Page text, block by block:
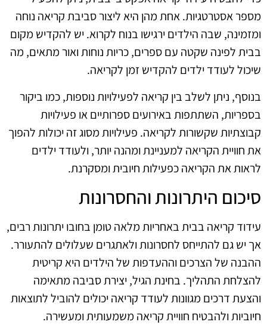
מספר אסטרטגיות. אחת מהן היא ליצור סביבת קריאה נוחה
ומזמינה, שבה הילדים ירגישו בנוח לקרוא. יש להקדיש מקום
בבית לפינה שקטה עם ספרים, כריות נוחות ואור מתאים, מה
שיכול לעודד ילדים להקדיש זמן לקריאה.
בנוסף, ניתן לשלב בין קריאה לפעילויות נוספות, כמו ביקור
בספריות, השתתפות באירועים ספרותיים או פעילויות
קבוצתיות שקשורות לקריאה. פעילויות מסוג זה יכולות להפוך
את חוויית הקריאה למעניינת ומהנה יותר, ולעודד ילדים
לראות את הקריאה כפעילות חיובית ומסקרנת.
סיכום היתרונות והחסרונות
עידוד קריאה בבית באחריות מלאה טומן בחובו יתרונות רבים,
אך יש גם להתייחס לחסרונות ולאתגרים שעלולים להתעורר.
ההבנה של הצרכים וההעדפות של הילדים היא קריטית
להצלחת התהליך. בחינת הגיל, יצירת סביבה מתאימה
והצעת דרכים מגוונות לעודד קריאה יכולים להוביל לתוצאות
חיוביות ולהבטיח חוויית קריאה משמעותית ומעשירה.